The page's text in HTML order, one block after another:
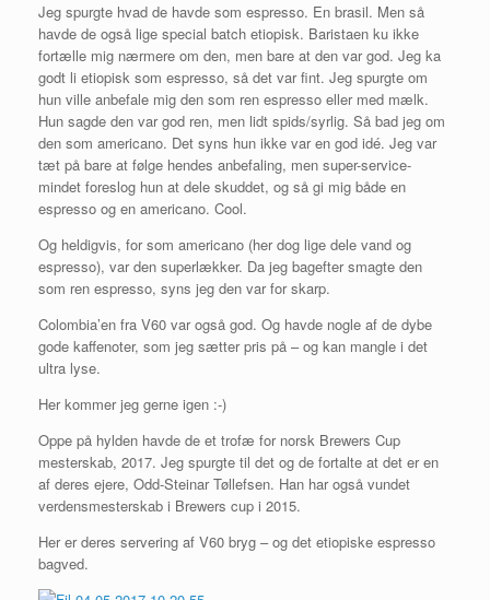
Jeg spurgte hvad de havde som espresso. En brasil. Men så
havde de også lige special batch etiopisk. Baristaen ku ikke
fortælle mig nærmere om den, men bare at den var god. Jeg ka
godt li etiopisk som espresso, så det var fint. Jeg spurgte om
hun ville anbefale mig den som ren espresso eller med mælk.
Hun sagde den var god ren, men lidt spids/syrlig. Så bad jeg om
den som americano. Det syns hun ikke var en god idé. Jeg var
tæt på bare at følge hendes anbefaling, men super-service-
mindet foreslog hun at dele skuddet, og så gi mig både en
espresso og en americano. Cool.
Og heldigvis, for som americano (her dog lige dele vand og
espresso), var den superlækker. Da jeg bagefter smagte den
som ren espresso, syns jeg den var for skarp.
Colombia’en fra V60 var også god. Og havde nogle af de dybe
gode kaffenoter, som jeg sætter pris på – og kan mangle i det
ultra lyse.
Her kommer jeg gerne igen :-)
Oppe på hylden havde de et trofæ for norsk Brewers Cup
mesterskab, 2017. Jeg spurgte til det og de fortalte at det er en
af deres ejere, Odd-Steinar Tøllefsen. Han har også vundet
verdensmesterskab i Brewers cup i 2015.
Her er deres servering af V60 bryg – og det etiopiske espresso
bagved.